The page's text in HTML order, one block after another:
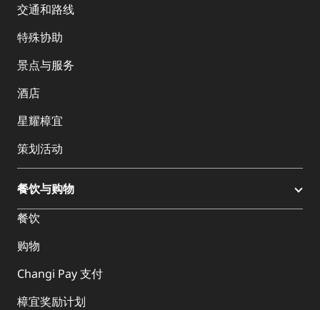
交通和路线
特殊协助
景点与服务
酒店
星耀樟宜
策划活动
餐饮与购物
餐饮
购物
Changi Pay 支付
樟宜奖励计划